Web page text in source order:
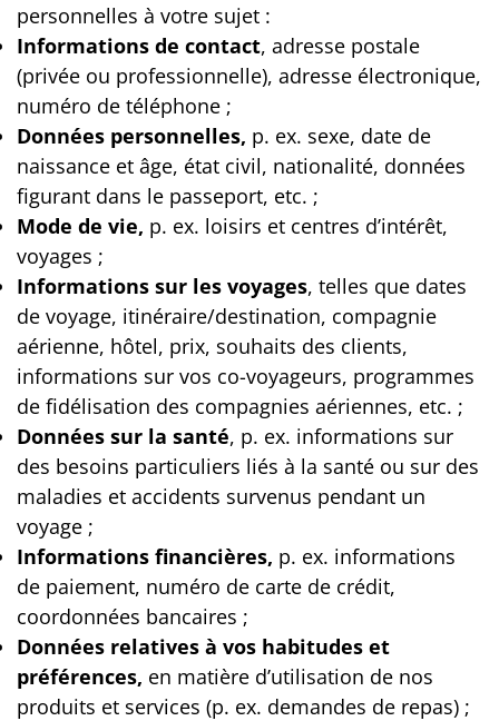
personnelles à votre sujet :
Informations de contact, adresse postale
(privée ou professionnelle), adresse électronique,
numéro de téléphone ;
Données personnelles, p. ex. sexe, date de
naissance et âge, état civil, nationalité, données
figurant dans le passeport, etc. ;
Mode de vie, p. ex. loisirs et centres d’intérêt,
voyages ;
Informations sur les voyages, telles que dates
de voyage, itinéraire/destination, compagnie
aérienne, hôtel, prix, souhaits des clients,
informations sur vos co-voyageurs, programmes
de fidélisation des compagnies aériennes, etc. ;
Données sur la santé, p. ex. informations sur
des besoins particuliers liés à la santé ou sur des
maladies et accidents survenus pendant un
voyage ;
Informations financières, p. ex. informations
de paiement, numéro de carte de crédit,
coordonnées bancaires ;
Données relatives à vos habitudes et
préférences, en matière d’utilisation de nos
produits et services (p. ex. demandes de repas) ;